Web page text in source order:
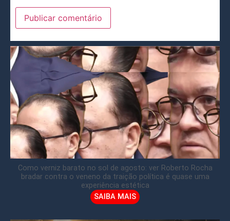
Como verniz barato no sol de agosto: ver Roberto Rocha
bradar contra o veneno da traição política é quase uma
experiência estética
SAIBA MAIS